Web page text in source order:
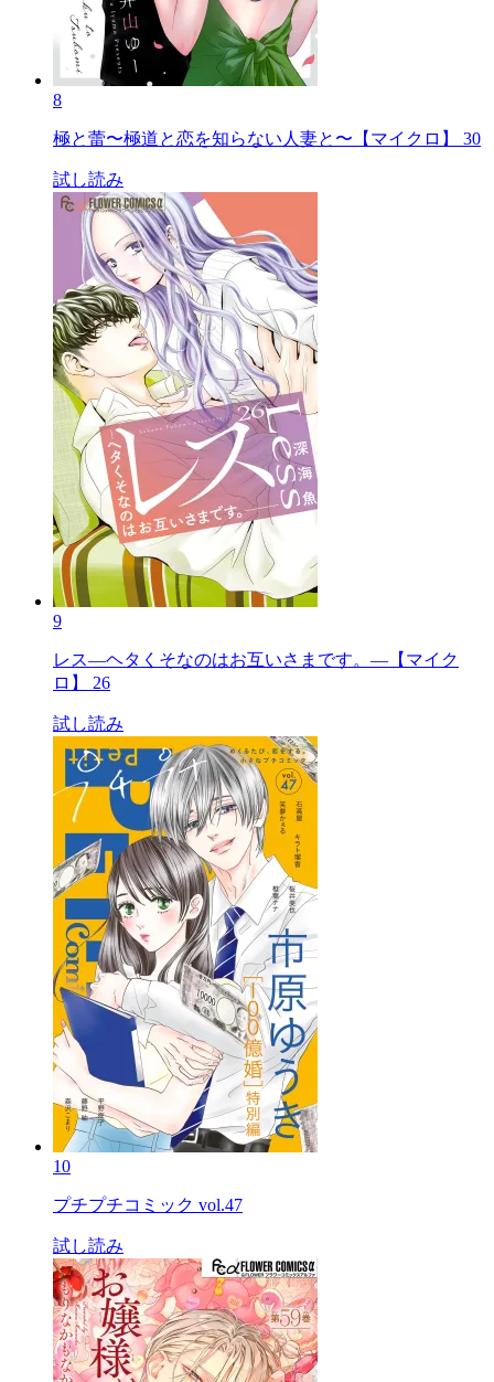
8
極と蕾〜極道と恋を知らない人妻と〜【マイクロ】 30
試し読み
9
レス―ヘタくそなのはお互いさまです。―【マイク
ロ】 26
試し読み
10
プチプチコミック vol.47
試し読み